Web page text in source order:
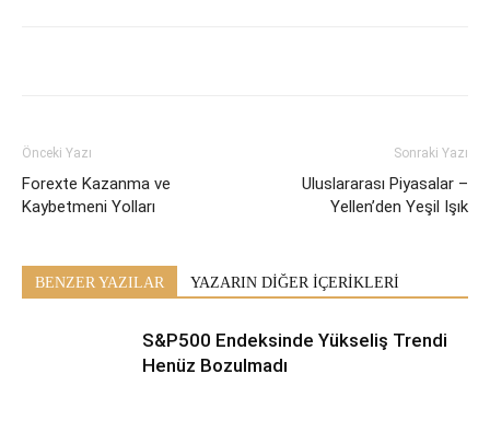
Önceki Yazı
Forexte Kazanma ve
Kaybetmeni Yolları
Sonraki Yazı
Uluslararası Piyasalar –
Yellen’den Yeşil Işık
BENZER YAZILAR YAZARIN DİĞER İÇERİKLERİ
S&P500 Endeksinde Yükseliş Trendi
Henüz Bozulmadı